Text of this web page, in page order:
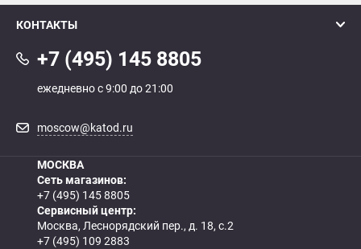
КОНТАКТЫ
+7 (495) 145 8805
ежедневно с 9:00 до 21:00
moscow@katod.ru
МОСКВА
Сеть магазинов:
+7 (495) 145 8805
Сервисный центр:
Москва, Леснорядский пер., д. 18, с.2
+7 (495) 109 2883